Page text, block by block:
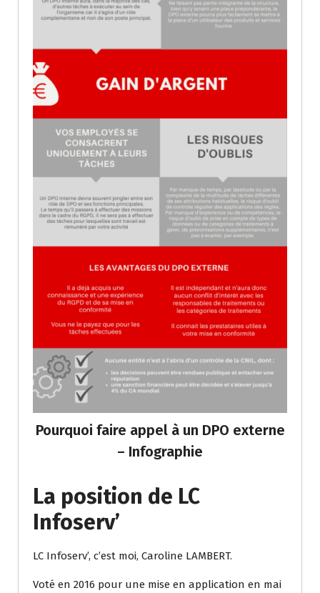
Pourquoi faire appel à un DPO externe
– Infographie
La position de LC
Infoserv’
LC Infoserv’, c’est moi, Caroline LAMBERT.
Voté en 2016 pour une mise en application en mai